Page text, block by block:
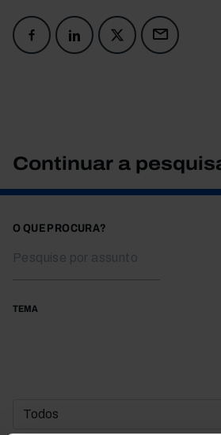
Continuar a
O QUE PROCURA?
TEMA